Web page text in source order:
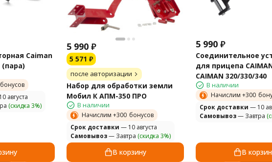
Caiman
бонусов
августа
(скидка 3%)
5 990 ₽
5 571 ₽
после авторизации
Набор для обработки земли
Мобил К АПМ-350 ПРО
В наличии
Начислим +300 бонусов
Cрок доставки — 10 августа
Самовывоз— Завтра (скидка 3%)
В корзину
5 990 ₽
Соединительное
для прицепа
CAIMAN 320/330/340
В наличии
Начислим +300
Cрок доставки — 10
Самовывоз— Завтра
В